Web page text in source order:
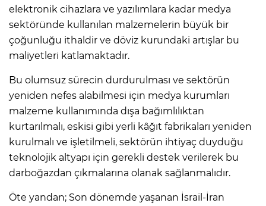
elektronik cihazlara ve yazılımlara kadar medya
sektöründe kullanılan malzemelerin büyük bir
çoğunluğu ithaldir ve döviz kurundaki artışlar bu
maliyetleri katlamaktadır.
Bu olumsuz sürecin durdurulması ve sektörün
yeniden nefes alabilmesi için medya kurumları
malzeme kullanımında dışa bağımlılıktan
kurtarılmalı, eskisi gibi yerli kâğıt fabrikaları yeniden
kurulmalı ve işletilmeli, sektörün ihtiyaç duyduğu
teknolojik altyapı için gerekli destek verilerek bu
darboğazdan çıkmalarına olanak sağlanmalıdır.
Öte yandan; Son dönemde yaşanan İsrail-İran